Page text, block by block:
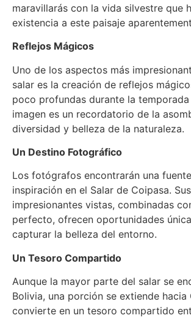
maravillarás con la vida silvestre que
existencia a este paisaje
Reflejos Mágicos
Uno de los aspectos más
salar es la creación de reflejos
poco profundas durante la temporada
imagen es un recordatorio de la
diversidad y belleza de la naturaleza.
Un Destino Fotográfico
Los fotógrafos encontrarán una
inspiración en el Salar de Coipasa. Sus
impresionantes vistas, combinadas
perfecto, ofrecen oportunidades
capturar la belleza del entorno.
Un Tesoro Compartido
Aunque la mayor parte del salar se
Bolivia, una porción se extiende hacia
convierte en un tesoro compartido